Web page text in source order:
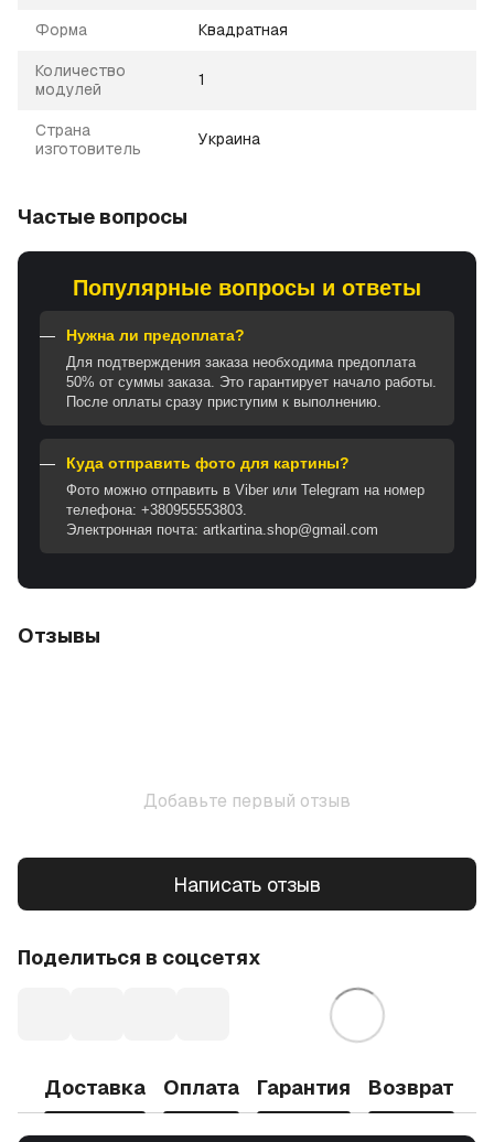
Форма Квадратная
Количество
модулей
1
Страна
изготовитель
Украина
Частые вопросы
Популярные вопросы и ответы
Нужна ли предоплата?
Для подтверждения заказа необходима предоплата
50% от суммы заказа. Это гарантирует начало работы.
После оплаты сразу приступим к выполнению.
Куда отправить фото для картины?
Фото можно отправить в Viber или Telegram на номер
телефона: +380955553803.
Электронная почта: artkartina.shop@gmail.com
Отзывы
Добавьте первый отзыв
Написать отзыв
Поделиться в соцсетях
Доставка Оплата Гарантия Возврат